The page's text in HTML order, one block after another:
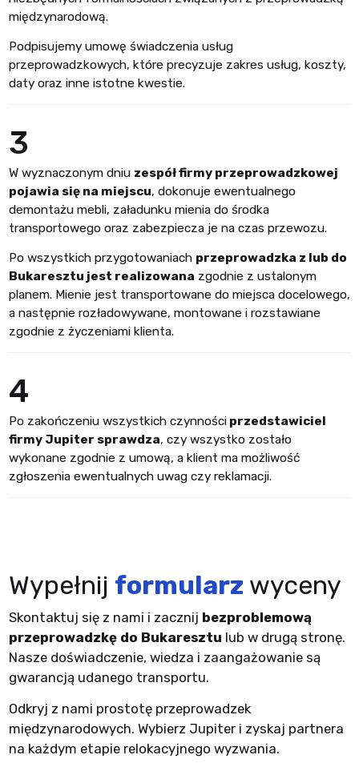
międzynarodową.
Podpisujemy umowę świadczenia usług
przeprowadzkowych, które precyzuje zakres usług, koszty,
daty oraz inne istotne kwestie.
3
W wyznaczonym dniu zespół firmy przeprowadzkowej
pojawia się na miejscu, dokonuje ewentualnego
demontażu mebli, załadunku mienia do środka
transportowego oraz zabezpiecza je na czas przewozu.
Po wszystkich przygotowaniach przeprowadzka z lub do
Bukaresztu jest realizowana zgodnie z ustalonym
planem. Mienie jest transportowane do miejsca docelowego,
a następnie rozładowywane, montowane i rozstawiane
zgodnie z życzeniami klienta.
4
Po zakończeniu wszystkich czynnościprzedstawiciel
firmy Jupiter sprawdza, czy wszystko zostało
wykonane zgodnie z umową, a klient ma możliwość
zgłoszenia ewentualnych uwag czy reklamacji.
Wypełnij formularz wyceny
Skontaktuj się z nami i zacznij bezproblemową
przeprowadzkę do Bukaresztu lub w drugą stronę.
Nasze doświadczenie, wiedza i zaangażowanie są
gwarancją udanego transportu.
Odkryj z nami prostotę przeprowadzek
międzynarodowych. Wybierz Jupiter i zyskaj partnera
na każdym etapie relokacyjnego wyzwania.